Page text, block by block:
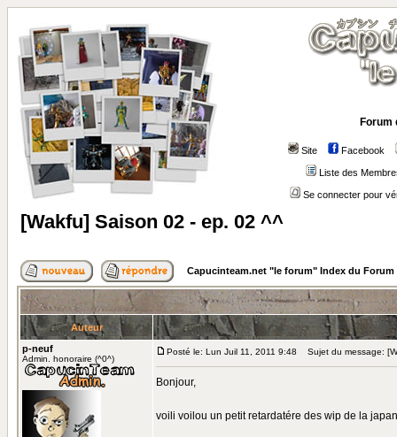
Forum
Site Facebook
Liste des
Se connecter pour
[Wakfu] Saison 02 - ep. 02 ^^
Capucinteam.net "le forum" Index du Forum
Auteur
p-neuf
Admin. honoraire (^0^)
Posté le: Lun Juil 11, 2011 9:48 Sujet du message:
Bonjour,
voili voilou un petit retardatére des wip de la